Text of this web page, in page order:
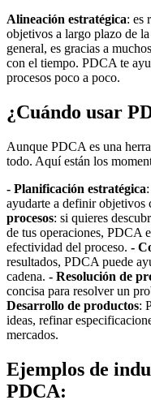
Alineación estratégica: es
objetivos a largo plazo de
general, es gracias a
con el tiempo. PDCA te
procesos poco a poco.
¿Cuándo usar
Aunque PDCA es una
todo. Aquí están los
- Planificación estratégica
ayudarte a definir objetivos
procesos: si quieres
de tus operaciones, PDCA
efectividad del proceso. -
resultados, PDCA puede
cadena. - Resolución de
concisa para resolver un
Desarrollo de productos:
ideas, refinar
mercados.
Ejemplos de
PDCA: